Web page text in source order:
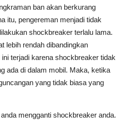
ban akan berkurang
itu, pengereman menjadi tidak
shockbreaker terlalu lama.
lebih rendah dibandingkan
terjadi karena shockbreaker tidak
ada di dalam mobil. Maka, ketika
yang tidak biasa yang
mengganti shockbreaker anda.